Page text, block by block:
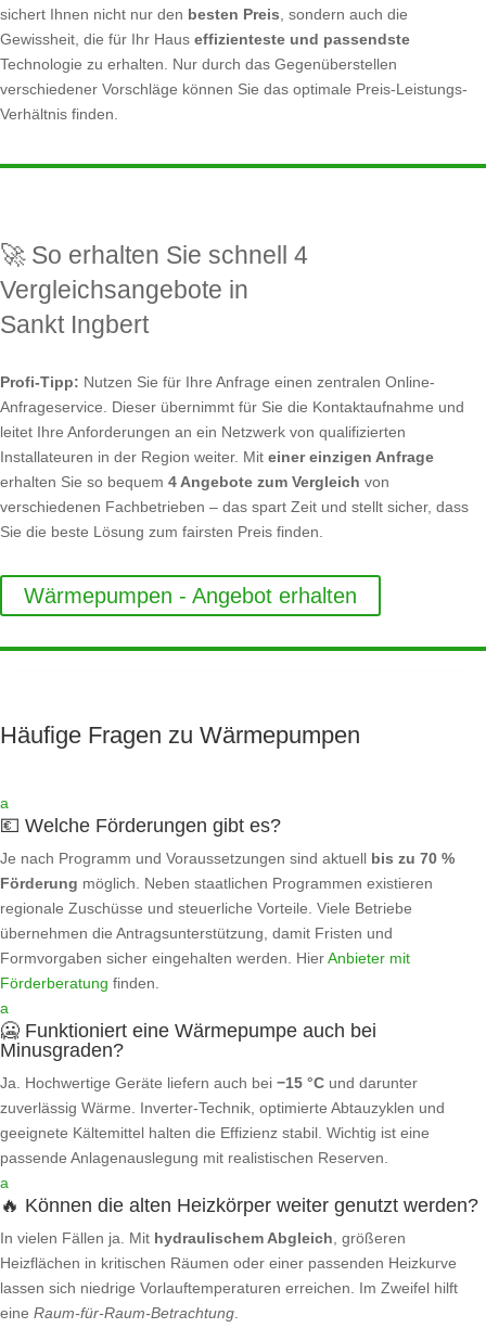
sichert Ihnen nicht nur den besten Preis, sondern auch die
Gewissheit, die für Ihr Haus effizienteste und passendste
Technologie zu erhalten. Nur durch das Gegenüberstellen
verschiedener Vorschläge können Sie das optimale Preis-Leistungs-
Verhältnis finden.
🚀 So erhalten Sie schnell 4
Vergleichsangebote in
Sankt Ingbert
Profi-Tipp: Nutzen Sie für Ihre Anfrage einen zentralen Online-
Anfrageservice. Dieser übernimmt für Sie die Kontaktaufnahme und
leitet Ihre Anforderungen an ein Netzwerk von qualifizierten
Installateuren in der Region weiter. Mit einer einzigen Anfrage
erhalten Sie so bequem 4 Angebote zum Vergleich von
verschiedenen Fachbetrieben – das spart Zeit und stellt sicher, dass
Sie die beste Lösung zum fairsten Preis finden.
Wärmepumpen - Angebot erhalten
Häufige Fragen zu Wärmepumpen
a
💶 Welche Förderungen gibt es?
Je nach Programm und Voraussetzungen sind aktuell bis zu 70 %
Förderung möglich. Neben staatlichen Programmen existieren
regionale Zuschüsse und steuerliche Vorteile. Viele Betriebe
übernehmen die Antragsunterstützung, damit Fristen und
Formvorgaben sicher eingehalten werden. HierAnbieter mit
Förderberatung finden.
a
🥶 Funktioniert eine Wärmepumpe auch bei
Minusgraden?
Ja. Hochwertige Geräte liefern auch bei −15 °C und darunter
zuverlässig Wärme. Inverter‑Technik, optimierte Abtauzyklen und
geeignete Kältemittel halten die Effizienz stabil. Wichtig ist eine
passende Anlagenauslegung mit realistischen Reserven.
a
🔥 Können die alten Heizkörper weiter genutzt werden?
In vielen Fällen ja. Mit hydraulischem Abgleich, größeren
Heizflächen in kritischen Räumen oder einer passenden Heizkurve
lassen sich niedrige Vorlauftemperaturen erreichen. Im Zweifel hilft
eine Raum‑für‑Raum‑Betrachtung.